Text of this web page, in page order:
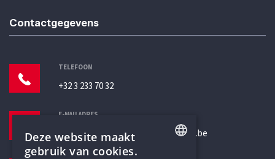
Contactgegevens
TELEFOON
+32 3 233 70 32
E-MAILADRES
secretariaat@humanistischverbond.be
Deze website maakt
gebruik van cookies.